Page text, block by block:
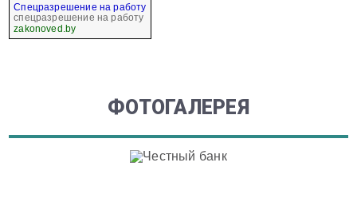
Спецразрешение на работу
спецразрешение на работу
zakonoved.by
ФОТОГАЛЕРЕЯ